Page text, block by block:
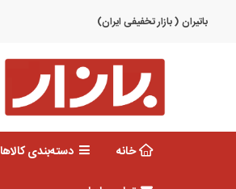
باتیران ( بازار تخفیفی ایران)
خانه دسته‌بندی کالاها